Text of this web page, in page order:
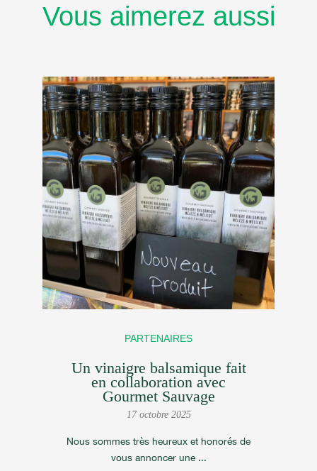
Vous aimerez aussi
PARTENAIRES
Un vinaigre balsamique fait
en collaboration avec
Gourmet Sauvage
17 octobre 2025
Nous sommes très heureux et honorés de
vous annoncer une ...